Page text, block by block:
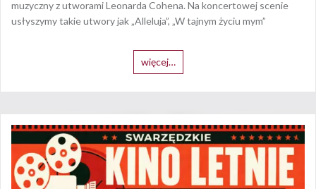
muzyczny z utworami Leonarda Cohena. Na koncertowej scenie
usłyszymy takie utwory jak „Alleluja”, „W tajnym życiu mym”
więcej…